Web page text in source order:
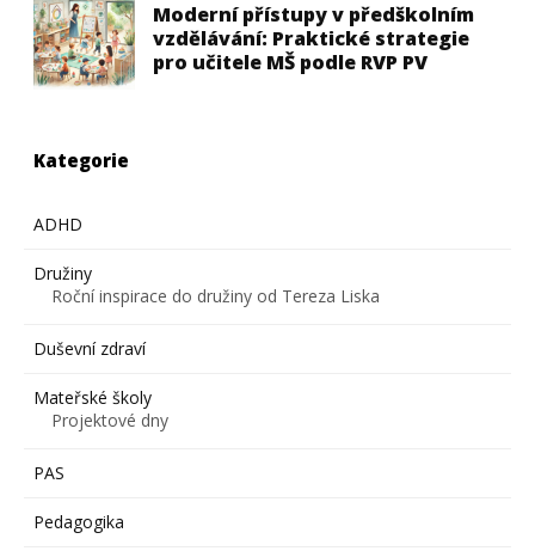
Moderní přístupy v předškolním
vzdělávání: Praktické strategie
pro učitele MŠ podle RVP PV
Kategorie
ADHD
Družiny
Roční inspirace do družiny od Tereza Liska
Duševní zdraví
Mateřské školy
Projektové dny
PAS
Pedagogika